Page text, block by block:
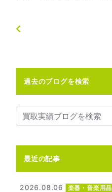
過去のブログを検索
最近の記事
2026.08.06 楽器・音楽用品